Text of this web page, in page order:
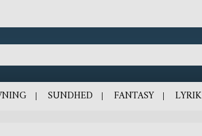
SUNDHED FANTASY LYRIK